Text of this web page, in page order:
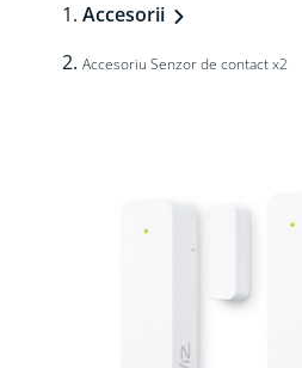
Accesorii
Accesoriu Senzor de contact x2